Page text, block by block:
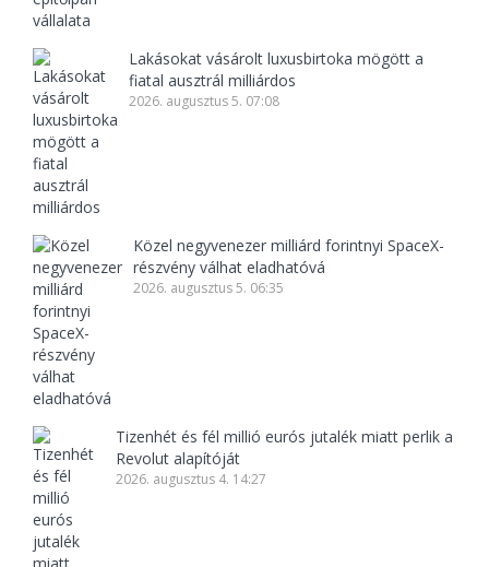
Lakásokat vásárolt luxusbirtoka mögött a
fiatal ausztrál milliárdos
2026. augusztus 5. 07:08
Közel negyvenezer milliárd forintnyi SpaceX-
részvény válhat eladhatóvá
2026. augusztus 5. 06:35
Tizenhét és fél millió eurós jutalék miatt perlik a
Revolut alapítóját
2026. augusztus 4. 14:27